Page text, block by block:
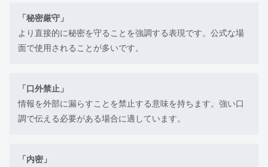
「秘密厳守」
より直接的に秘密を守ることを強調する表現です。公式な場
面で使用されることが多いです。
「口外禁止」
情報を外部に漏らすことを禁止する意味を持ちます。強い口
調で伝える必要がある場合に適しています。
「内密」